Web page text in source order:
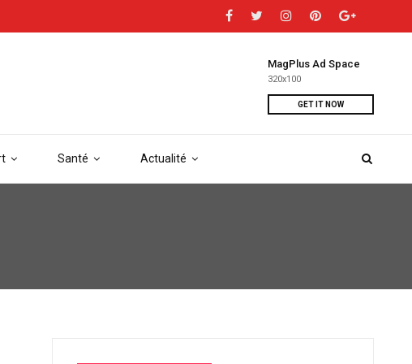
Santé Actualité
MagPlus Ad Space
320x100
GET IT NOW